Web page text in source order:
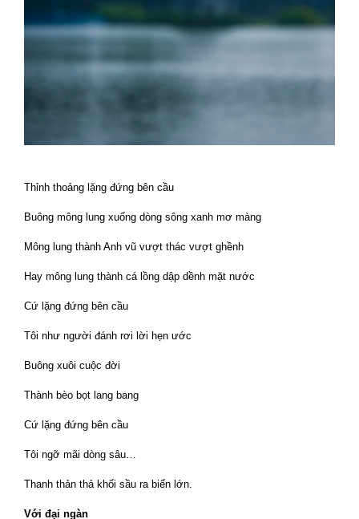
Thỉnh thoảng lặng đứng bên cầu
Buông mông lung xuống dòng sông xanh mơ màng
Mông lung thành Anh vũ vượt thác vượt ghềnh
Hay mông lung thành cá lồng dập dềnh mặt nước
Cứ lặng đứng bên cầu
Tôi như người đánh rơi lời hẹn ước
Buông xuôi cuộc đời
Thành bèo bọt lang bang
Cứ lặng đứng bên cầu
Tôi ngỡ mãi dòng sâu…
Thanh thản thả khối sầu ra biển lớn.
Với đại ngàn